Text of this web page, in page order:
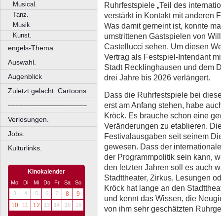
Musical.
Tanz.
Musik.
Kunst.
engels-Thema.
Auswahl.
Augenblick
Zuletzt gelacht: Cartoons.
––––––––––––––––––––
Verlosungen.
Jobs.
Kulturlinks.
Kinokalender
Mo Di Mi Do Fr Sa
So
3
4 5 6 7 8
9
10
11 12 13 14 15 16
Ruhrfestspiele „Teil des
verstärkt in Kontakt mit anderen
Was damit gemeint ist, konnte
umstrittenen Gastspielen von
Castellucci sehen. Um diesen
Vertrag als Festspiel-Intendant
Stadt Recklinghausen und dem
drei Jahre bis 2026 verlängert.
Dass die Ruhrfestspiele bei
erst am Anfang stehen, habe
Kröck. Es brauche schon eine
Veränderungen zu etablieren.
Festivalausgaben seit seinem
gewesen. Dass der
der Programmpolitik sein kann,
den letzten Jahren soll es auch
Stadttheater, Zirkus, Lesungen
Kröck hat lange an den
und kennt das Wissen, die
von ihm sehr geschätzten